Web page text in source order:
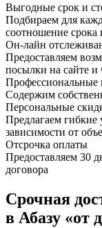
Выгодные срок и
Подбираем для
соотношение срока
Он-лайн
Предоставляем
посылки на сайте и
Профессиональные
Содержим
Персональные
Предлагаем гибкие
зависимости от
Отсрочка оплаты
Предоставляем 30
договора
Срочная
в Абазу «от